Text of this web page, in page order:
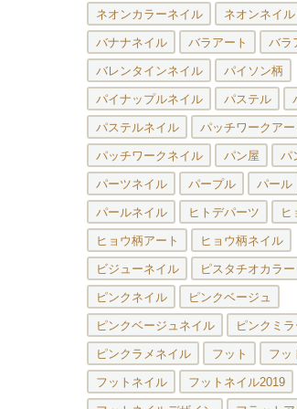
ネオンカラーネイル ネオンネイル
バナナネイル バラアート バラ
バレンタインネイル パイソン柄
パイナップルネイル パステル
パステルネイル パッチワークアー
パッチワークネイル パン屋 パ
パーツネイル パープル パール
パールネイル ヒトデパーツ ヒ
ヒョウ柄アート ヒョウ柄ネイル
ビジューネイル ピスタチオカラー
ピンクネイル ピンクベージュ
ピンクベージュネイル ピンクミラ
ピンクラメネイル フット フッ
フットネイル フットネイル2019